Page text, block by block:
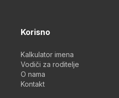
Korisno
Kalkulator imena
Vodiči za roditelje
O nama
Kontakt